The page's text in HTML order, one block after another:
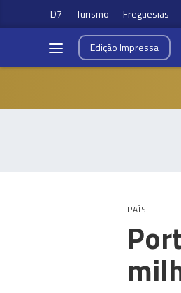
D7 Turismo Freguesias
EdiçãoImpressa
PAÍS